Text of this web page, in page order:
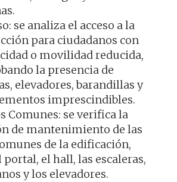
se analiza el acceso a la
para ciudadanos con
o movilidad reducida,
la presencia de
elevadores, barandillas y
imprescindibles.
Comunes: se verifica la
de mantenimiento de las
de la edificación,
portal, el hall, las escaleras,
y los elevadores.